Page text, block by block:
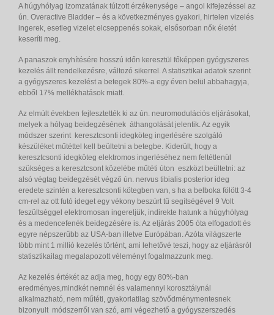
A húgyhólyag izomzatának túlzott érzékenysége – angol kifejezéssel az
ún. Overactive Bladder – és a következményes gyakori, hirtelen vizelés
ingerek, esetleg vizelet elcseppenés sokak, elsősorban nők életét
keseríti meg.
A panaszok enyhítésére hosszú időn keresztül főképpen gyógyszeres
kezelés állt rendelkezésre, változó sikerrel. A statisztikai adatok szerint
a gyógyszeres kezelést a betegek 80%-a egy éven belül abbahagyja,
ebből 17% mellékhatások miatt.
Az elmúlt években fejlesztették ki az ún. neuromodulációs eljárásokat,
melyek a hólyag beidegzésének áthangolását jelentik. Az egyik
módszer szerint keresztcsonti idegköteg ingerlésére szolgáló
készüléket műtéttel kell beültetni a betegbe. Kiderült, hogy a
keresztcsonti idegköteg elektromos ingerléséhez nem feltétlenül
szükséges a keresztcsont közelébe műtéti úton eszközt beültetni: az
alsó végtag beidegzését végző ún. nervus tibialis posterior ideg
eredete szintén a keresztcsonti kötegben van, s ha a belboka fölött 3-4
cm-rel az ott futó ideget egy vékony beszúrt tű segítségével 9 Volt
feszültséggel elektromosan ingereljük, indirekte hatunk a húgyhólyag
és a medencefenék beidegzésére is. Az eljárás 2005 óta elfogadott és
egyre népszerűbb az USA-ban illetve Európában. Azóta világszerte
több mint 1 millió kezelés történt, ami lehetővé teszi, hogy az eljárásról
statisztikailag megalapozott véleményt fogalmazzunk meg.
Az kezelés értékét az adja meg, hogy egy 80%-ban
eredményes,mindkét nemnél és valamennyi korosztálynál
alkalmazható, nem műtéti, gyakorlatilag szövődménymentesnek
bizonyult módszerről van szó, ami végezhető a gyógyszerszedés